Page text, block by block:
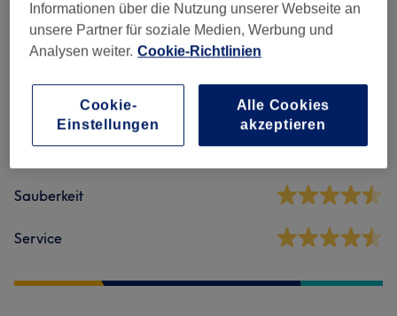
Salonbewertungen
4,6 50 Bewertungen
Sauberkeit
Service
Informationen über die Nutzung unserer Webseite an
unsere Partner für soziale Medien, Werbung und
Analysen weiter. Cookie-Richtlinien
Cookie-
Einstellungen
Alle Cookies
akzeptieren